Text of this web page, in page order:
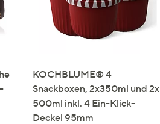
KOCHBLUME® 4
Snackboxen, 2x350ml und 2x
500ml inkl. 4 Ein-Klick-
Deckel 95mm